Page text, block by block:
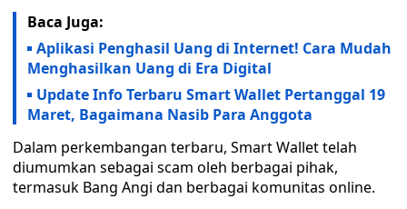
Baca Juga:
Aplikasi Penghasil Uang di Internet! Cara Mudah
Menghasilkan Uang di Era Digital
Update Info Terbaru Smart Wallet Pertanggal 19
Maret, Bagaimana Nasib Para Anggota
Dalam perkembangan terbaru, Smart Wallet telah
diumumkan sebagai scam oleh berbagai pihak,
termasuk Bang Angi dan berbagai komunitas online.